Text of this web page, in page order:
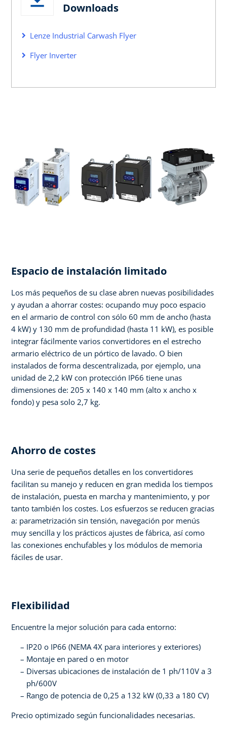
Downloads
Lenze Industrial Carwash Flyer
Flyer Inverter
Espacio de instalación limitado
Los más pequeños de su clase abren nuevas posibilidades
y ayudan a ahorrar costes: ocupando muy poco espacio
en el armario de control con sólo 60 mm de ancho (hasta
4 kW) y 130 mm de profundidad (hasta 11 kW), es posible
integrar fácilmente varios convertidores en el estrecho
armario eléctrico de un pórtico de lavado. O bien
instalados de forma descentralizada, por ejemplo, una
unidad de 2,2 kW con protección IP66 tiene unas
dimensiones de: 205 x 140 x 140 mm (alto x ancho x
fondo) y pesa solo 2,7 kg.
Ahorro de costes
Una serie de pequeños detalles en los convertidores
facilitan su manejo y reducen en gran medida los tiempos
de instalación, puesta en marcha y mantenimiento, y por
tanto también los costes. Los esfuerzos se reducen gracias
a: parametrización sin tensión, navegación por menús
muy sencilla y los prácticos ajustes de fábrica, así como
las conexiones enchufables y los módulos de memoria
fáciles de usar.
Flexibilidad
Encuentre la mejor solución para cada entorno:
IP20 o IP66 (NEMA 4X para interiores y exteriores)
Montaje en pared o en motor
Diversas ubicaciones de instalación de 1 ph/110V a 3
ph/600V
Rango de potencia de 0,25 a 132 kW (0,33 a 180 CV)
Precio optimizado según funcionalidades necesarias.